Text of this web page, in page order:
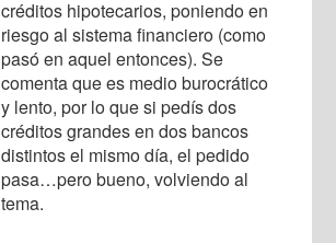
créditos hipotecarios, poniendo en
riesgo al sistema financiero (como
pasó en aquel entonces). Se
comenta que es medio burocrático
y lento, por lo que si pedís dos
créditos grandes en dos bancos
distintos el mismo día, el pedido
pasa…pero bueno, volviendo al
tema.